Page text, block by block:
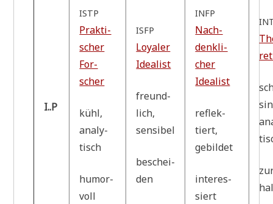
I..P
ISTP
Prak­ti­
scher
For­
scher
kühl,
ana­ly­
tisch
humor­
voll
ISFP
Loya­ler
Idealist
freund­
lich,
sen­si­bel
beschei­
den
INFP
Nach­
denk­li­
cher
Idea­list
reflek­
tiert,
gebil­det
inter­es­
siert